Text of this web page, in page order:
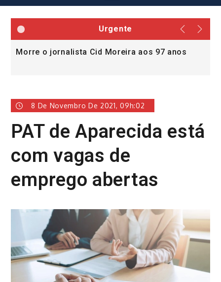
Urgente
Morre o jornalista Cid Moreira aos 97 anos
8 De Novembro De 2021, 09h:02
PAT de Aparecida está
com vagas de
emprego abertas